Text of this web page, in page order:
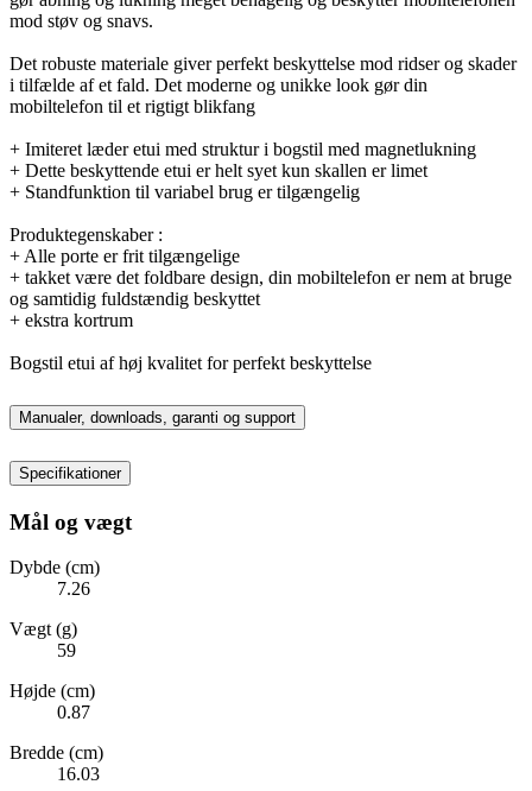
mod støv og snavs.
Det robuste materiale giver perfekt beskyttelse mod ridser og skader
i tilfælde af et fald. Det moderne og unikke look gør din
mobiltelefon til et rigtigt blikfang
+ Imiteret læder etui med struktur i bogstil med magnetlukning
+ Dette beskyttende etui er helt syet kun skallen er limet
+ Standfunktion til variabel brug er tilgængelig
Produktegenskaber :
+ Alle porte er frit tilgængelige
+ takket være det foldbare design, din mobiltelefon er nem at bruge
og samtidig fuldstændig beskyttet
+ ekstra kortrum
Bogstil etui af høj kvalitet for perfekt beskyttelse
Manualer, downloads, garanti og support
Specifikationer
Mål og vægt
Dybde (cm)
7.26
Vægt (g)
59
Højde (cm)
0.87
Bredde (cm)
16.03